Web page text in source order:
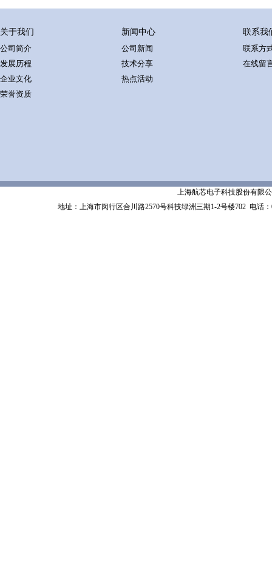
关于我们
公司简介
发展历程
企业文化
荣誉资质
新闻中心
公司新闻
技术分享
热点活动
联系我
联系方
在线留
上海航芯电子科技股份有限公
地址：上海市闵行区合川路2570号科技绿洲三期1-2号楼702 电话